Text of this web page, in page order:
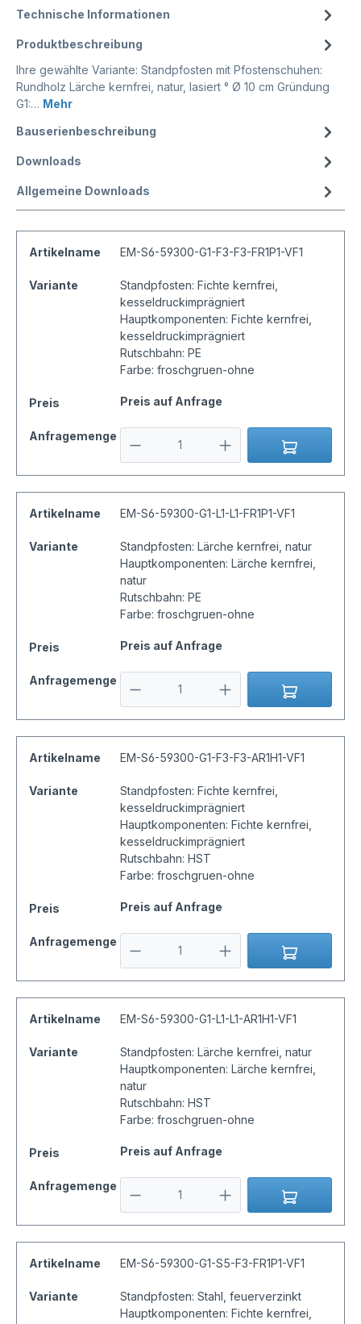
Technische Informationen
Produktbeschreibung
Ihre gewählte Variante: Standpfosten mit Pfostenschuhen:
Rundholz Lärche kernfrei, natur, lasiert ° Ø 10 cm Gründung
G1:… Mehr
Bauserienbeschreibung
Downloads
Allgemeine Downloads
Artikelname EM-S6-59300-G1-F3-F3-FR1P1-VF1
Variante
Standpfosten: Fichte kernfrei,
kesseldruckimprägniert
Hauptkomponenten: Fichte kernfrei,
kesseldruckimprägniert
Rutschbahn: PE
Farbe: froschgruen-ohne
Preis Preis auf Anfrage
Anfragemenge
Artikelname EM-S6-59300-G1-L1-L1-FR1P1-VF1
Variante
Standpfosten: Lärche kernfrei, natur
Hauptkomponenten: Lärche kernfrei,
natur
Rutschbahn: PE
Farbe: froschgruen-ohne
Preis Preis auf Anfrage
Anfragemenge
Artikelname EM-S6-59300-G1-F3-F3-AR1H1-VF1
Variante
Standpfosten: Fichte kernfrei,
kesseldruckimprägniert
Hauptkomponenten: Fichte kernfrei,
kesseldruckimprägniert
Rutschbahn: HST
Farbe: froschgruen-ohne
Preis Preis auf Anfrage
Anfragemenge
Artikelname EM-S6-59300-G1-L1-L1-AR1H1-VF1
Variante
Standpfosten: Lärche kernfrei, natur
Hauptkomponenten: Lärche kernfrei,
natur
Rutschbahn: HST
Farbe: froschgruen-ohne
Preis Preis auf Anfrage
Anfragemenge
Artikelname EM-S6-59300-G1-S5-F3-FR1P1-VF1
Variante
Standpfosten: Stahl, feuerverzinkt
Hauptkomponenten: Fichte kernfrei,